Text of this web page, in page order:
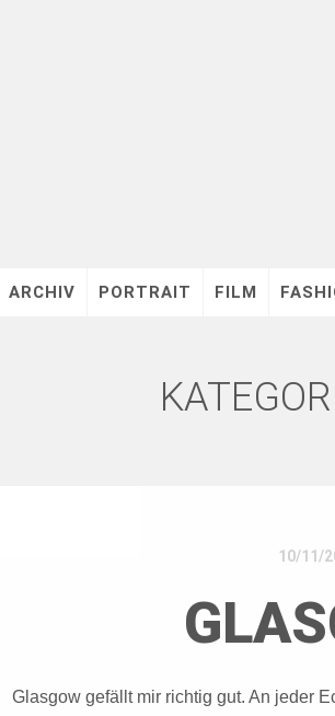
ARCHIV PORTRAIT FILM
10/11/
Glasgow gefällt mir richtig gut. An jeder